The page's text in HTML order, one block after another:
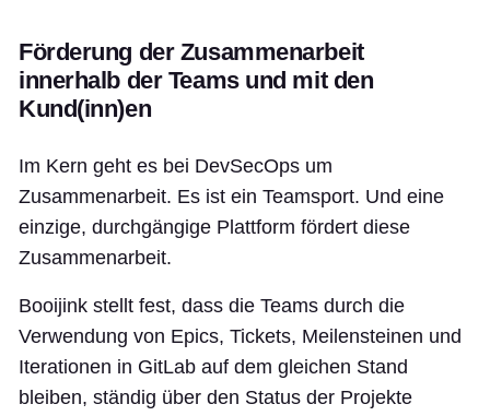
Förderung der Zusammenarbeit
innerhalb der Teams und mit den
Kund(inn)en
Im Kern geht es bei DevSecOps um
Zusammenarbeit. Es ist ein Teamsport. Und eine
einzige, durchgängige Plattform fördert diese
Zusammenarbeit.
Booijink stellt fest, dass die Teams durch die
Verwendung von Epics, Tickets, Meilensteinen und
Iterationen in GitLab auf dem gleichen Stand
bleiben, ständig über den Status der Projekte